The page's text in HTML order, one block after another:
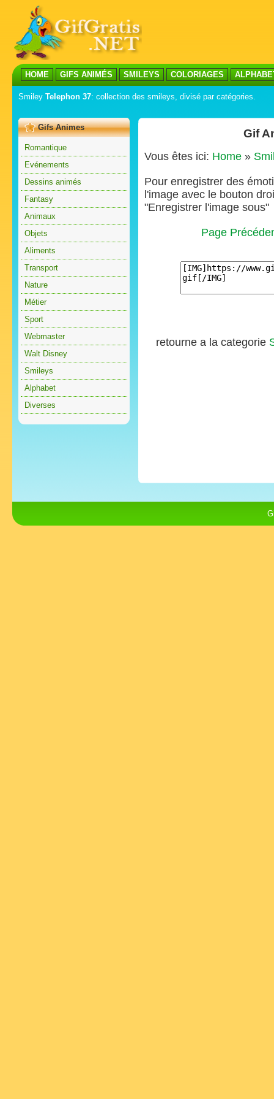
HOME GIFS ANIMÉS SMILEYS COLORIAGES
Smiley Telephon 37: collection des smileys, divisé par catégories.
Gifs Animes
Romantique
Evénements
Dessins animés
Fantasy
Animaux
Objets
Aliments
Transport
Nature
Métier
Sport
Webmaster
Walt Disney
Smileys
Alphabet
Diverses
Gif
Vous êtes ici: Home »
Pour enregistrer des
l'image avec le bouton
"Enregistrer l'image sous"
Page
retourne a la categorie